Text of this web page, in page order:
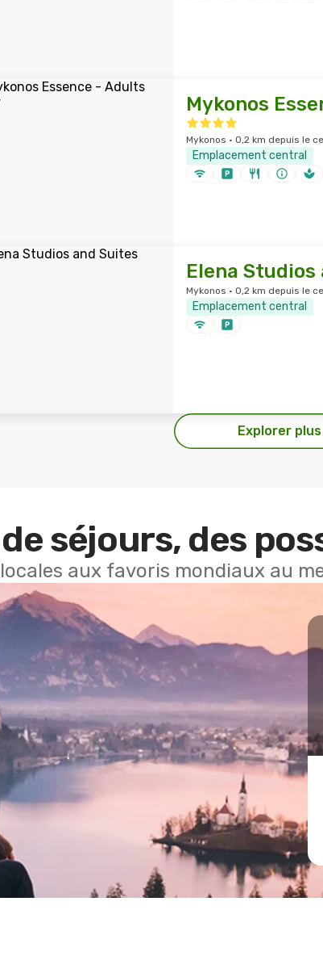
Mykonos
Mykonos · 0,2 km depuis le
Emplacement central
Elena Studios
Mykonos · 0,2 km depuis le
Emplacement central
Explorer
séjours, des
aux favoris mondiaux au